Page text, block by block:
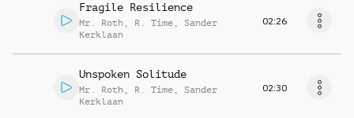
Fragile Resilience
Mr. Roth , R. Time , Sander
Kerklaan
02:26
Unspoken Solitude
Mr. Roth , R. Time , Sander
Kerklaan
02:30